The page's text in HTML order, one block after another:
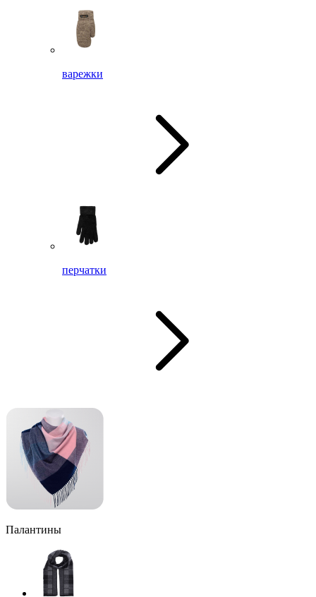
варежки
перчатки
Палантины